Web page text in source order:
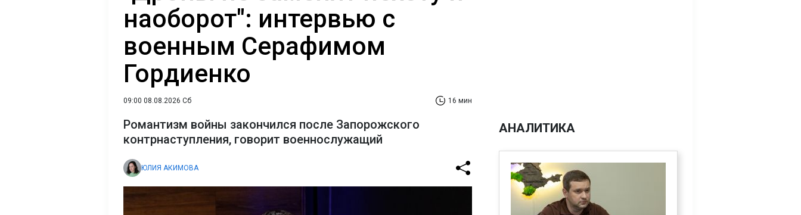
наоборот": интервью с
военным Серафимом
Гордиенко
09:00 08.08.2026 Сб 16 мин
Романтизм войны закончился после Запорожского
контрнаступления, говорит военнослужащий
ЮЛИЯ АКИМОВА
АНАЛИТИКА